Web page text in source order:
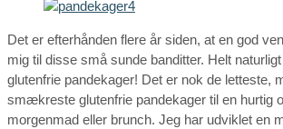
Det er efterhånden flere år siden, at en god
mig til disse små sunde banditter. Helt
glutenfrie pandekager! Det er nok de letteste,
smækreste glutenfrie pandekager til en hurtig
morgenmad eller brunch. Jeg har udviklet en